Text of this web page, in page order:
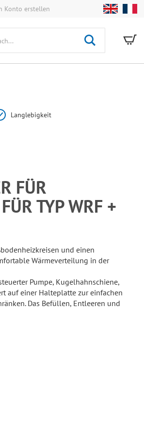
Konto erstellen
Suche
Langlebigkeit
H
TYP WRF + D
und einen
Wärmeverteilung in der
Pumpe, Kugelhahnschiene,
auf einer Halteplatte zur einfachen
Das Befüllen, Entleeren und